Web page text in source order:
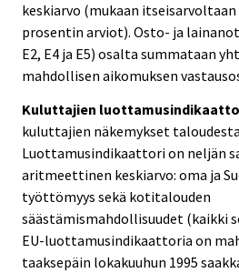
keskiarvo (mukaan itseisarvoltaan
prosentin arviot). Osto- ja
E2, E4 ja E5) osalta summataan
mahdollisen aikomuksen
Kuluttajien
kuluttajien näkemykset
Luottamusindikaattori on neljän
aritmeettinen keskiarvo: oma ja
työttömyys sekä kotitalouden
säästämismahdollisuudet (kaikki
EU-luottamusindikaattoria on
taaksepäin lokakuuhun 1995